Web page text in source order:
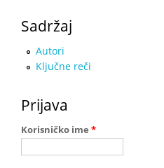
Sadržaj
Autori
Ključne reči
Prijava
Korisničko ime *